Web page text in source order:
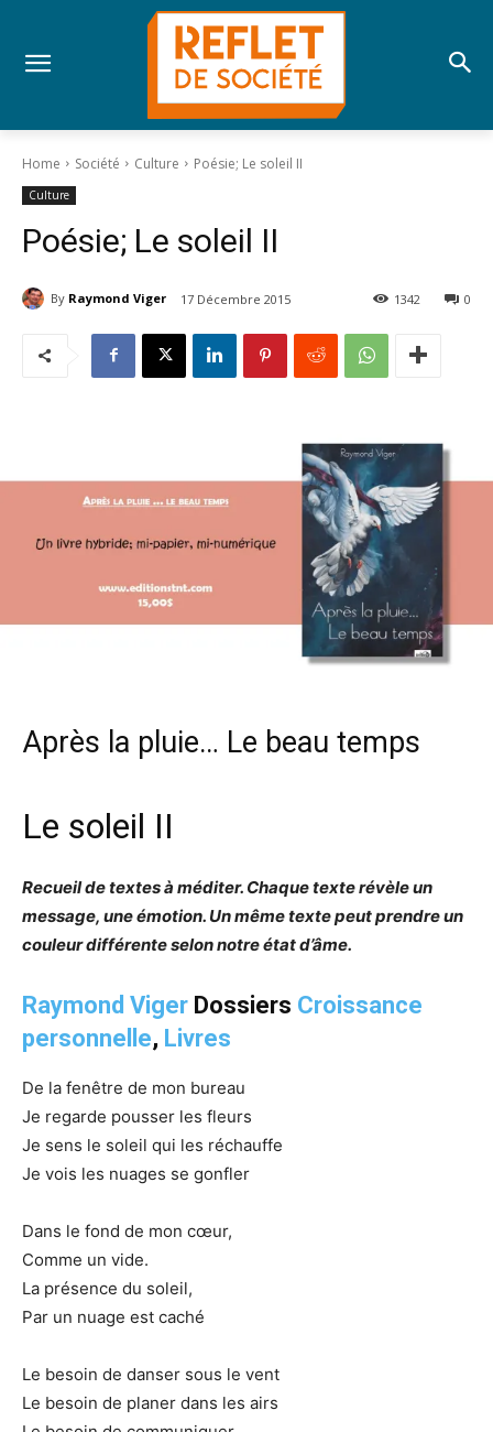
Home Société Culture Poésie; Le soleil II
Culture
Poésie; Le soleil II
By Raymond Viger 17 Décembre 2015 0
1342
Après la pluie… Le beau temps
Le soleil II
Recueil de textes à méditer. Chaque texte révèle un
message, une émotion. Un même texte peutprendre un
couleur différente selon notre état d’âme.
Raymond Viger Dossiers Croissance
personnelle, Livres
De la fenêtre de mon bureau
Je regarde pousser les fleurs
Je sens le soleil qui les réchauffe
Je vois les nuages se gonfler
Dans le fond de mon cœur,
Comme un vide.
La présence du soleil,
Par un nuage est caché
Le besoin de danser sous le vent
Le besoin de planer dans les airs